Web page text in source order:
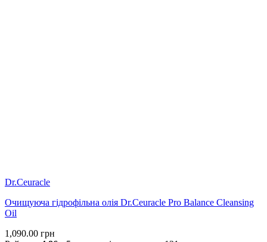
Dr.Ceuracle
Очищуюча гідрофільна олія Dr.Ceuracle Pro Balance Cleansing
Oil
1,090.00 грн